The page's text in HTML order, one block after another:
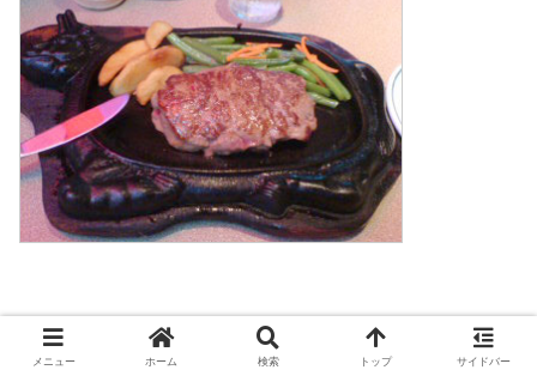
わたしはデザート付き！
メニュー ホーム 検索 トップ サイドバー